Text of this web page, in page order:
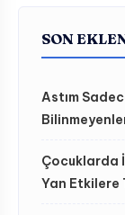
SON
Astım
Çocuklarda
Yan Etkilere